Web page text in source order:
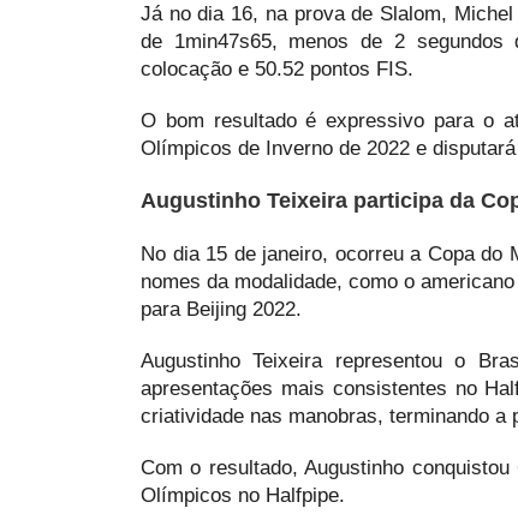
Já no dia 16, na prova de Slalom,
de 1min47s65, menos de 2
colocação e 50.52 pontos FIS.
O bom resultado é expressivo para o
Olímpicos de Inverno de 2022 e
Augustinho Teixeira participa da
No dia 15 de janeiro, ocorreu a Copa do
nomes da modalidade, como o
para Beijing 2022.
Augustinho Teixeira representou o
apresentações mais consistentes no
criatividade nas manobras, terminando a
Com o resultado, Augustinho
Olímpicos no Halfpipe.